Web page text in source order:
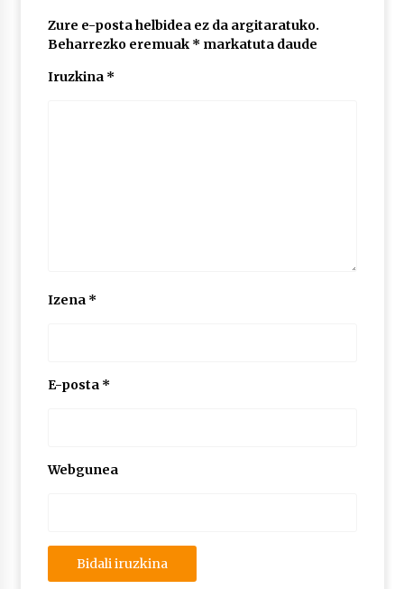
Zure e-posta helbidea ez da argitaratuko.
Beharrezko eremuak * markatuta daude
Iruzkina *
Izena *
E-posta *
Webgunea